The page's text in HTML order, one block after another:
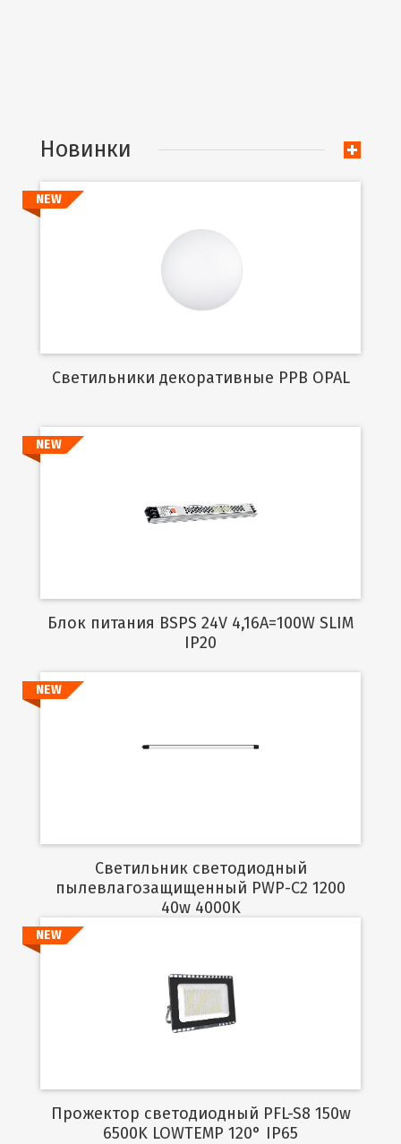
Новинки
NEW
Cветильники декоративные PPB OPAL
Подробнее
NEW
Блок питания BSPS 24V 4,16A=100W SLIM
IP20
NEW
Светильник светодиодный
пылевлагозащищенный PWP-C2 1200
40w 4000K
Подробнее
NEW
Прожектор светодиодный PFL-S8 150w
6500K LOWTEMP 120° IP65